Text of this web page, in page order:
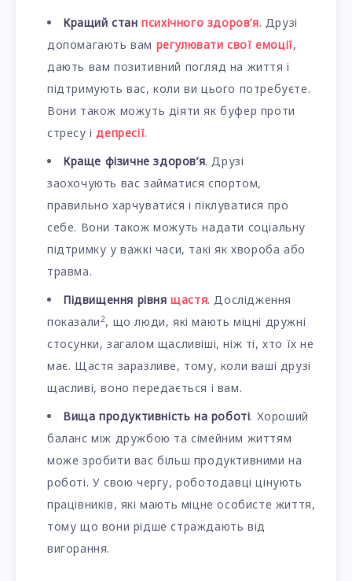
Кращий станпсихічного здоров’я. Друзі
допомагають вам регулювати свої емоції,
дають вам позитивний погляд на життя і
підтримують вас, коли ви цього потребуєте.
Вони також можуть діяти як буфер проти
стресу ідепресії.
Краще фізичне здоров’я. Друзі
заохочують вас займатися спортом,
правильно харчуватися і піклуватися про
себе. Вони також можуть надати соціальну
підтримку у важкі часи, такі як хвороба або
травма.
Підвищення рівнящастя. Дослідження
показали2, що люди, які мають міцні дружні
стосунки, загалом щасливіші, ніж ті, хто їх не
має. Щастя заразливе, тому, коли ваші друзі
щасливі, воно передається і вам.
Вища продуктивність на роботі. Хороший
баланс між дружбою та сімейним життям
може зробити вас більш продуктивними на
роботі. У свою чергу, роботодавці цінують
працівників, які мають міцне особисте життя,
тому що вони рідше страждають від
вигорання.